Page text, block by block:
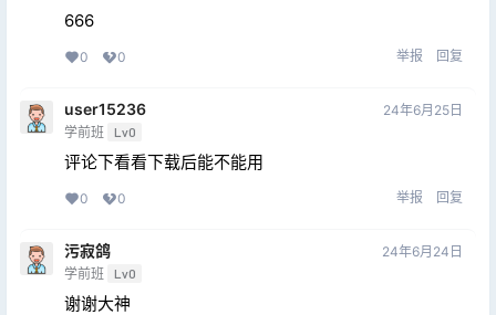
666
0 0 举报 回复
user15236
学前班 Lv0
24年6月25日
评论下看看下载后能不能用
0 0 举报 回复
污寂鸽
学前班 Lv0
24年6月24日
谢谢大神